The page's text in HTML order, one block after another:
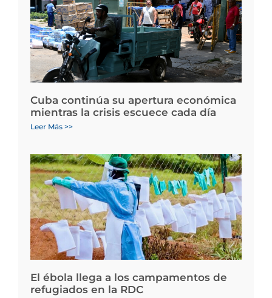
Cuba continúa su apertura económica
mientras la crisis escuece cada día
Leer Más >>
El ébola llega a los campamentos de
refugiados en la RDC